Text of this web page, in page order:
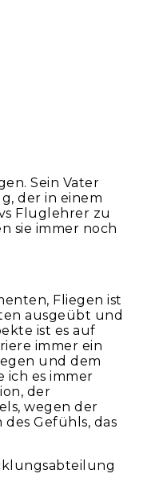
Sein Vater
der in einem
Fluglehrer zu
sie immer noch
Fliegen ist
ausgeübt und
ist es auf
immer ein
und dem
ich es immer
der
wegen der
Gefühls, das